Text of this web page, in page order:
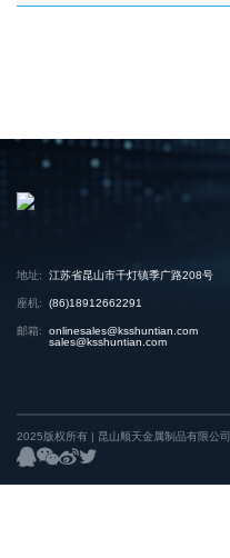
地址: 江苏省昆山市千灯镇季广路208号
座机: (86)18912662291
邮箱:
onlinesales@ksshuntian.com
sales@ksshuntian.com
2025版权所有 | 昆山顺天金属制品有限公司